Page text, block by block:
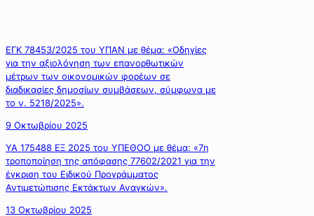
ΕΓΚ 78453/2025 του ΥΠΑΝ με θέμα: «Οδηγίες
για την αξιολόγηση των επανορθωτικών
μέτρων των οικονομικών φορέων σε
διαδικασίες δημοσίων συμβάσεων, σύμφωνα με
το ν. 5218/2025».
9 Οκτωβρίου 2025
ΥΑ 175488 ΕΞ 2025 του ΥΠΕΘΟΟ με θέμα: «7η
τροποποίηση της απόφασης 77602/2021 για την
έγκριση του Ειδικού Προγράμματος
Αντιμετώπισης Εκτάκτων Αναγκών».
13 Οκτωβρίου 2025